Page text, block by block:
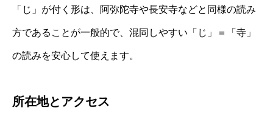
「じ」が付く形は、阿弥陀寺や長安寺などと同様の読み
方であることが一般的で、混同しやすい「じ」＝「寺」
の読みを安心して使えます。
所在地とアクセス